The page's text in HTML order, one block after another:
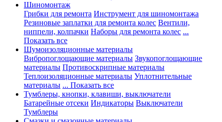
Шиномонтаж
Грибки для ремонта Инструмент для шиномонтажа
Резиновые заплатки для ремонта колес Вентили,
ниппели, колпачки Наборы для ремонта колес ...
Показать все
Шумоизоляционные материалы
Вибропоглощающие материалы Звукопоглощающие
материалы Противоскрипные материалы
Теплоизоляционные материалы Уплотнительные
материалы ... Показать все
Тумблеры, кнопки, клавиши, выключатели
Батарейные отсеки Индикаторы Выключатели
Тумблеры